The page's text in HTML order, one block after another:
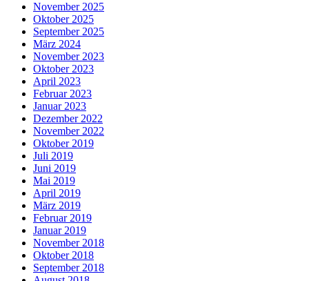
November 2025
Oktober 2025
September 2025
März 2024
November 2023
Oktober 2023
April 2023
Februar 2023
Januar 2023
Dezember 2022
November 2022
Oktober 2019
Juli 2019
Juni 2019
Mai 2019
April 2019
März 2019
Februar 2019
Januar 2019
November 2018
Oktober 2018
September 2018